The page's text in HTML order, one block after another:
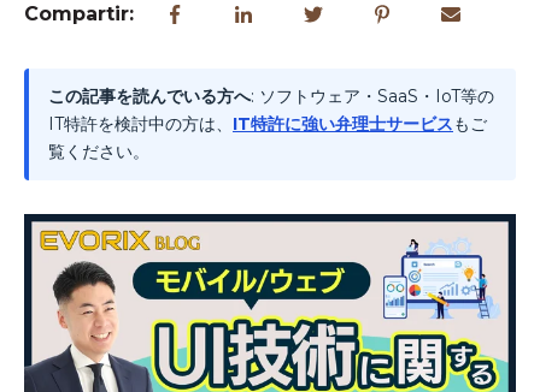
Compartir:
この記事を読んでいる方へ: ソフトウェア・SaaS・IoT等の
IT特許を検討中の方は、 IT特許に強い弁理士サービスもご
覧ください。